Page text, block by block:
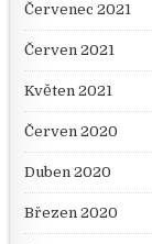
Červenec 2021
Červen 2021
Květen 2021
Červen 2020
Duben 2020
Březen 2020